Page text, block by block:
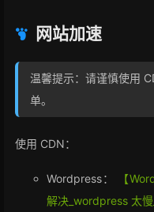
网站加速
温馨提示：请谨慎使用
单。
使用 CDN：
Wordpress：
【
解决_wordpress 太